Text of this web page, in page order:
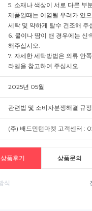
5. 소재나 색상이 서로 다른 부
제품일때는 이염될 우려가 있
세탁 및 약하게 탈수 건조해 주
6. 물이나 땀이 밴 경우에는 신
해주십시오.
7. 자세한 세탁방법은 의류 안
라벨을 참고하여 주십시오.
2025년 05월
관련법 및 소비자분쟁해결 규
(주) 배드민턴마켓 고객센터 :
상품후기 상품문의